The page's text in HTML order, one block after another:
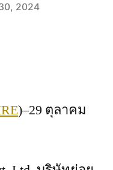
2024
)–29 ตุลาคม